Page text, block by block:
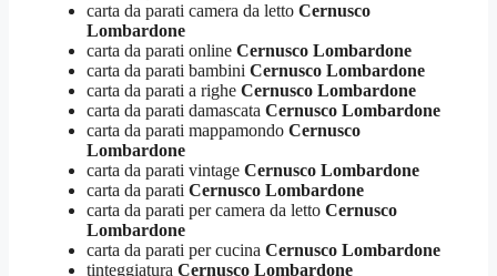
carta da parati camera da letto Cernusco
Lombardone
carta da parati online Cernusco Lombardone
carta da parati bambini Cernusco Lombardone
carta da parati a righe Cernusco Lombardone
carta da parati damascata Cernusco Lombardone
carta da parati mappamondo Cernusco
Lombardone
carta da parati vintage Cernusco Lombardone
carta da parati Cernusco Lombardone
carta da parati per camera da letto Cernusco
Lombardone
carta da parati per cucina Cernusco Lombardone
tinteggiatura Cernusco Lombardone